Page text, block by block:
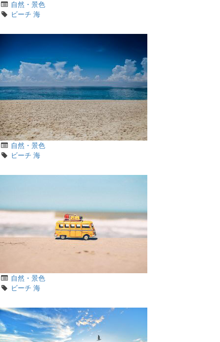
カ
テ
ゴ
自然・景色
タビーチ 海
カ
テ
ゴ
自然・景色
タビーチ 海
カ
テ
ゴ
自然・景色
タビーチ 海